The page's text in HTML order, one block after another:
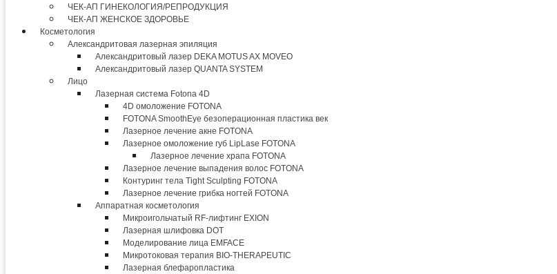
ЧЕК-АП ГИНЕКОЛОГИЯ/РЕПРОДУКЦИЯ
ЧЕК-АП ЖЕНСКОЕ ЗДОРОВЬЕ
Косметология
Александритовая лазерная эпиляция
Александритовый лазер DEKA MOTUS AX MOVEO
Александритовый лазер QUANTA SYSTEM
Лицо
Лазерная система Fotona 4D
4D омоложение FOTONA
FOTONA SmoothEye безоперационная пластика век
Лазерное лечение акне FOTONA
Лазерное омоложение губ LipLase FOTONA
Лазерное лечение храпа FOTONA
Лазерное лечение выпадения волос FOTONA
Контуринг тела Tight Sculpting FOTONA
Лазерное лечение грибка ногтей FOTONA
Аппаратная косметология
Микроигольчатый RF-лифтинг EXION
Лазерная шлифовка DOT
Моделирование лица EMFACE
Микротоковая терапия BIO-THERAPEUTIC
Лазерная блефаропластика